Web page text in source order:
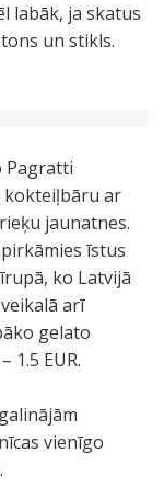
labāk, ja skatus
un stikls.
Pagratti
kokteiļbāru ar
jaunatnes.
īstus
ko Latvijā
arī
gelato
1.5 EUR.
vienīgo